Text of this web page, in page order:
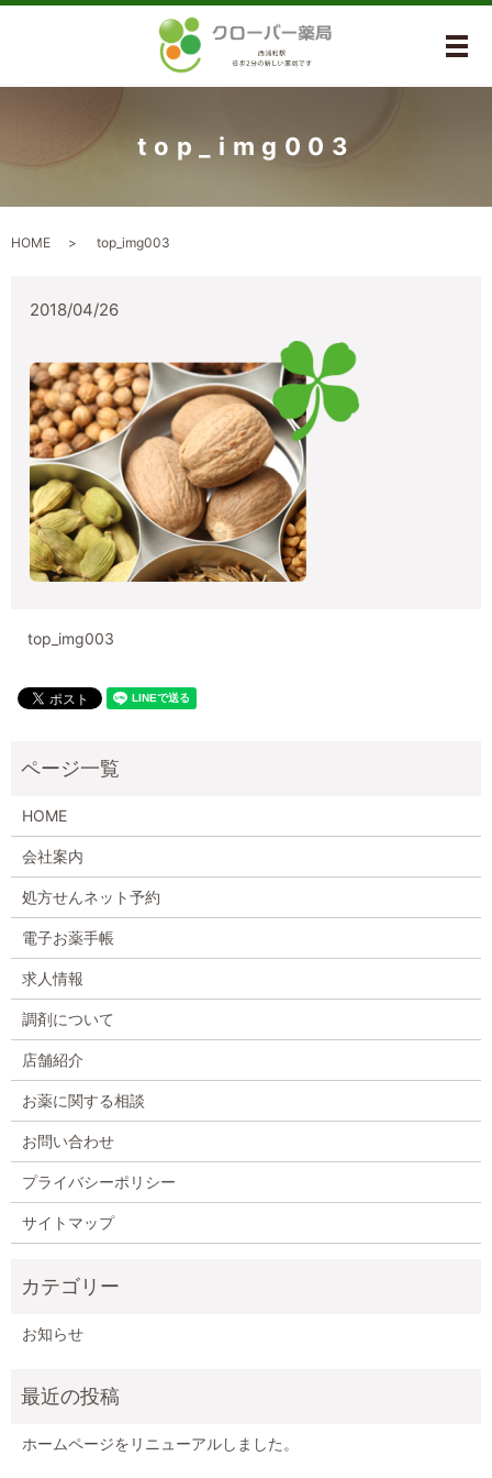
メ
top_img003
HOME top_img003
2018/04/26
top_img003
HOME
会社案内
処方せんネット予約
電子お薬手帳
求人情報
調剤について
店舗紹介
お薬に関する相談
お問い合わせ
プライバシーポリシー
サイトマップ
お知らせ
ホームページをリニューアルしました。